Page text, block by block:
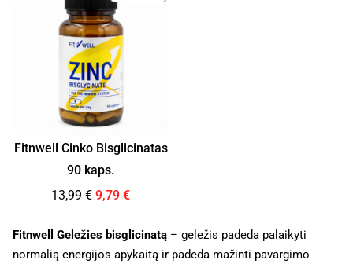
Fitnwell Cinko Bisglicinatas
90 kaps.
13,99€ 9,79€
Fitnwell Geležies bisglicinatą – geležis padeda palaikyti
normalią energijos apykaitą ir padeda mažinti pavargimo